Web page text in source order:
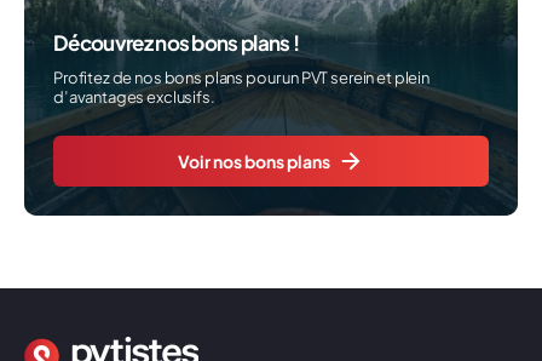
Découvrez nos bons plans !
Profitez de nos bons plans pour un PVT serein et plein
d’avantages exclusifs.
Voir nos bons plans